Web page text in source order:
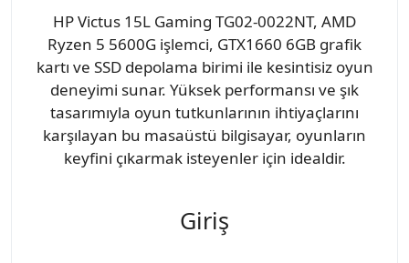
HP Victus 15L Gaming TG02-0022NT, AMD
Ryzen 5 5600G işlemci, GTX1660 6GB grafik
kartı ve SSD depolama birimi ile kesintisiz oyun
deneyimi sunar. Yüksek performansı ve şık
tasarımıyla oyun tutkunlarının ihtiyaçlarını
karşılayan bu masaüstü bilgisayar, oyunların
keyfini çıkarmak isteyenler için idealdir.
Giriş